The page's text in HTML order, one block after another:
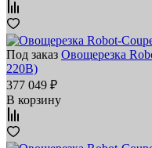
Под заказ Овощерезка
220В)
377 049 ₽
В корзину